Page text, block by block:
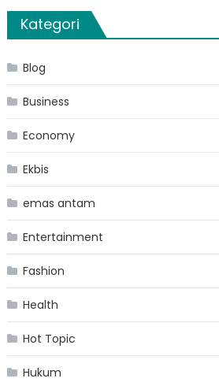
Kategori
Blog
Business
Economy
Ekbis
emas antam
Entertainment
Fashion
Health
Hot Topic
Hukum